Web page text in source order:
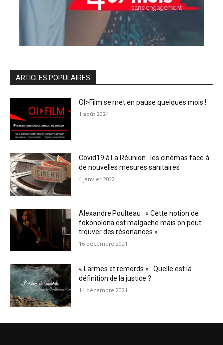
ARTICLES POPULAIRES
OI>Film se met en pause quelques mois !
1 août 2024
Covid19 à La Réunion : les cinémas face à
de nouvelles mesures sanitaires
4 janvier 2022
Alexandre Poulteau : « Cette notion de
fokonolona est malgache mais on peut
trouver des résonances »
16 décembre 2021
« Larmes et remords » : Quelle est la
définition de la justice ?
14 décembre 2021